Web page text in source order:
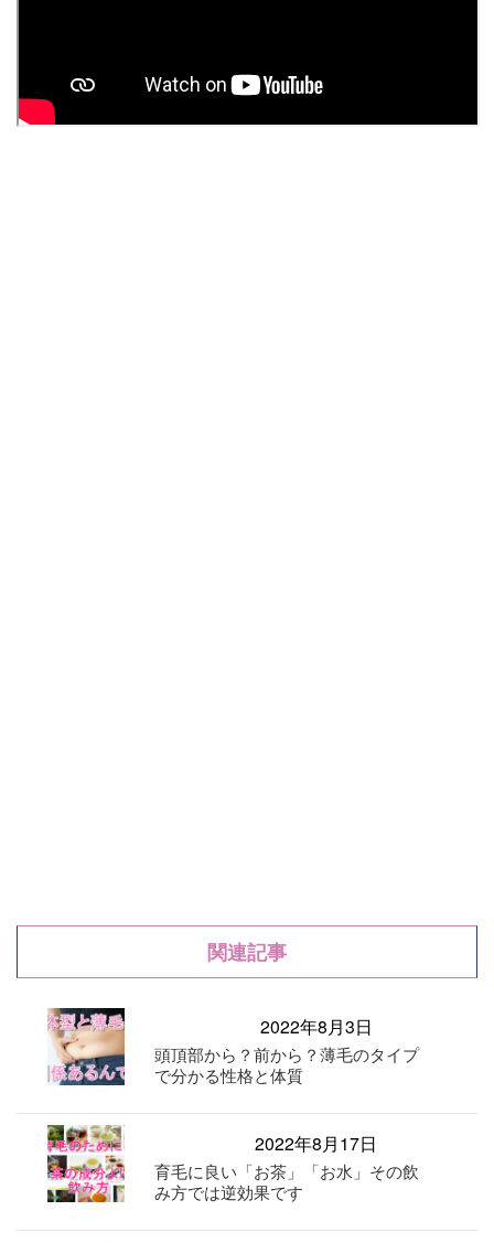
関連記事
2022年8月3日
頭頂部から？前から？薄毛のタイプ
で分かる性格と体質
2022年8月17日
育毛に良い「お茶」「お水」その飲
み方では逆効果です